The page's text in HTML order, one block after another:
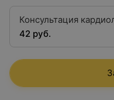
Консультация
квалификационной
42 руб.